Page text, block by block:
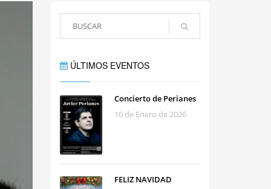
ÚLTIMOS EVENTOS
Concierto de Perianes
10 de Enero de 2026
FELIZ NAVIDAD